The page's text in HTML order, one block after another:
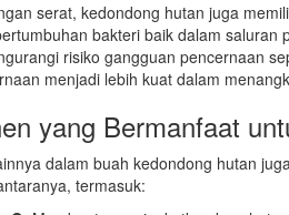
serat, kedondong hutan juga
bakteri baik dalam
risiko gangguan pencernaan
menjadi lebih kuat dalam
yang Bermanfaat
dalam buah kedondong hutan
termasuk: